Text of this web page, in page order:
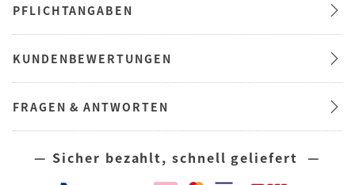
PFLICHTANGABEN
KUNDENBEWERTUNGEN
FRAGEN & ANTWORTEN
— Sicher bezahlt, schnell geliefert —